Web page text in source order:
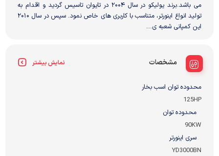
می باشد.برند یولیکو در سال ۲۰۰۴ در تایوان تاسیس گردید و اقدام به
تولید انواع اینورتر، متناسب با کاربری های خاص نمود. سپس در سال ۲۰۱۰
این کمپانی شعبه ی...
مشخصات نمایش بیشتر
محدوده توان اسب بخار
125HP
محدوده توان
90KW
سری اینورتر
YD3000BN